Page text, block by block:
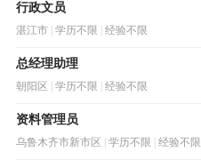
行政文员
湛江市 学历不限 经验不限
总经理助理
朝阳区 学历不限 经验不限
资料管理员
乌鲁木齐市新市区 学历不限 经验不限